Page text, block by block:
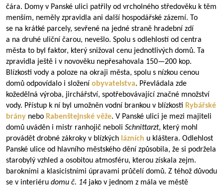
čára. Domy v Panské ulici patřily od vrcholného středověku k těm
menším, neměly zpravidla ani další hospodářské zázemí. To
se na krátké parcely, sevřené na jedné straně hradební zdí
a na druhé uliční čarou, nevešlo. Spolu s odlehlostí od centra
města to byl faktor, který snižoval cenu jednotlivých domů. Ta
zpravidla ještě i v novověku nepřesahovala 150—200 kop.
Blízkosti vody a poloze na okraji města, spolu s nízkou cenou
domů odpovídalo i složení obyvatelstva. Převládala zde
kožedělná výroba, jirchářství, spotřebovávající značné množství
vody. Přístup k ní byl umožněn vodní brankou v blízkosti Rybářské
brány nebo Rabenštejnské věže. V Panské ulici je mezi majiteli
domů uváděn i mistr ranhojič neboli Schnittarzt, který mohl
provádět drobné zákroky v blízkých lázních u kláštera. Odlehlost
Panské ulice od hlavního městského dění způsobila, že si podržela
starobylý vzhled a osobitou atmosféru, kterou získala zejm.
barokními a klasicistními úpravami průčelí domů. Z téhož důvodu
se v interiéru domu č. 14 jako v jednom z mála ve městě